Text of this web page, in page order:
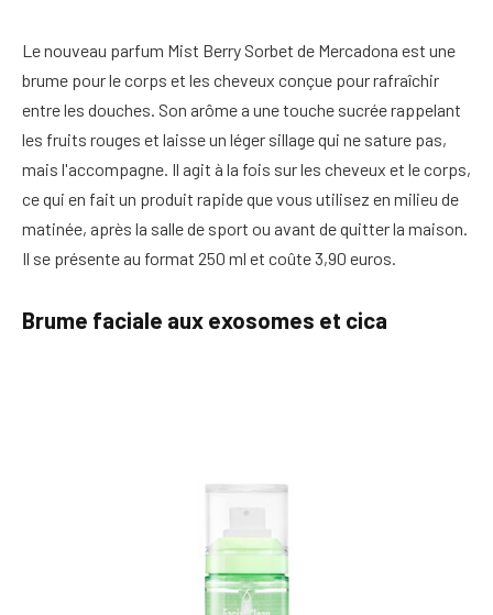
Le nouveau parfum Mist Berry Sorbet de Mercadona est une
brume pour le corps et les cheveux conçue pour rafraîchir
entre les douches. Son arôme a une touche sucrée rappelant
les fruits rouges et laisse un léger sillage qui ne sature pas,
mais l'accompagne. Il agit à la fois sur les cheveux et le corps,
ce qui en fait un produit rapide que vous utilisez en milieu de
matinée, après la salle de sport ou avant de quitter la maison.
Il se présente au format 250 ml et coûte 3,90 euros.
Brume faciale aux exosomes et cica